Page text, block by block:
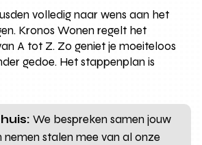
volledig naar wens aan het
Kronos Wonen regelt het
A tot Z. Zo geniet je moeiteloos
gedoe. Het stappenplan is
We bespreken samen jouw
nemen stalen mee van al onze